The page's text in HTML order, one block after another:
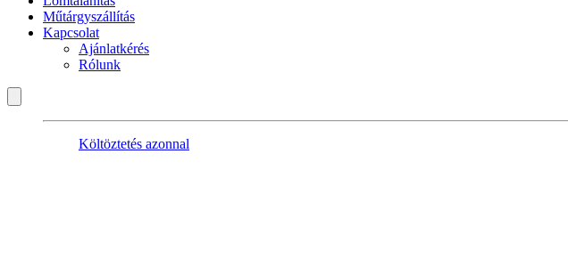
Műtárgyszállítás
Kapcsolat
Ajánlatkérés
Rólunk
Költöztetés azonnal